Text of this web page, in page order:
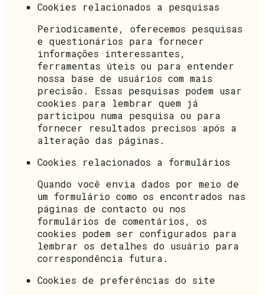
Cookies relacionados a pesquisas
Periodicamente, oferecemos pesquisas
e questionários para fornecer
informações interessantes,
ferramentas úteis ou para entender
nossa base de usuários com mais
precisão. Essas pesquisas podem usar
cookies para lembrar quem já
participou numa pesquisa ou para
fornecer resultados precisos após a
alteração das páginas.
Cookies relacionados a formulários
Quando você envia dados por meio de
um formulário como os encontrados nas
páginas de contacto ou nos
formulários de comentários, os
cookies podem ser configurados para
lembrar os detalhes do usuário para
correspondência futura.
Cookies de preferências do site